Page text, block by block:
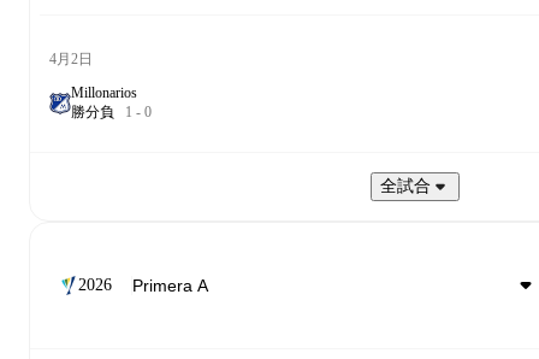
4月2日
Millonarios
勝分負 1 - 0
全試合
2026